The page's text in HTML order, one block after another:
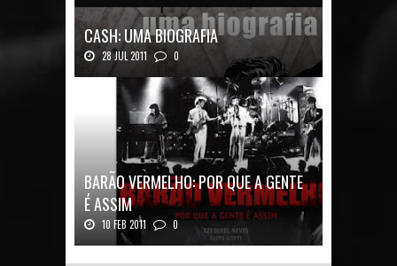
CASH: UMA BIOGRAFIA
28 JUL 2011 0
Quadrinhos alemães contam a história de um
BARÃO VERMELHO: POR QUE A GENTE
É ASSIM
10 FEB 2011 0
Barão Vermelho: Por que a Gente é